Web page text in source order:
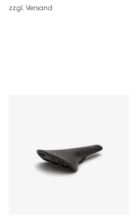
zzgl. Versand